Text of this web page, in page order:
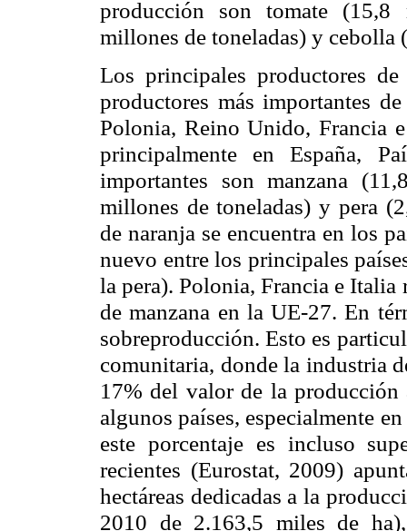
producción son tomate (15,8
millones de toneladas) y cebolla
Los principales productores
productores más importantes
Polonia, Reino Unido, Francia
principalmente en España,
importantes son manzana
millones de toneladas) y pera
de naranja se encuentra en los
nuevo entre los principales
la pera). Polonia, Francia e Italia
de manzana en la UE-27. En
sobreproducción. Esto es
comunitaria, donde la industria
17% del valor de la producción
algunos países, especialmente
este porcentaje es incluso
recientes (Eurostat, 2009)
hectáreas dedicadas a la
2010 de 2.163,5 miles de